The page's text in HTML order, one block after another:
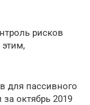
рисков
этим,
для пассивного
октябрь 2019